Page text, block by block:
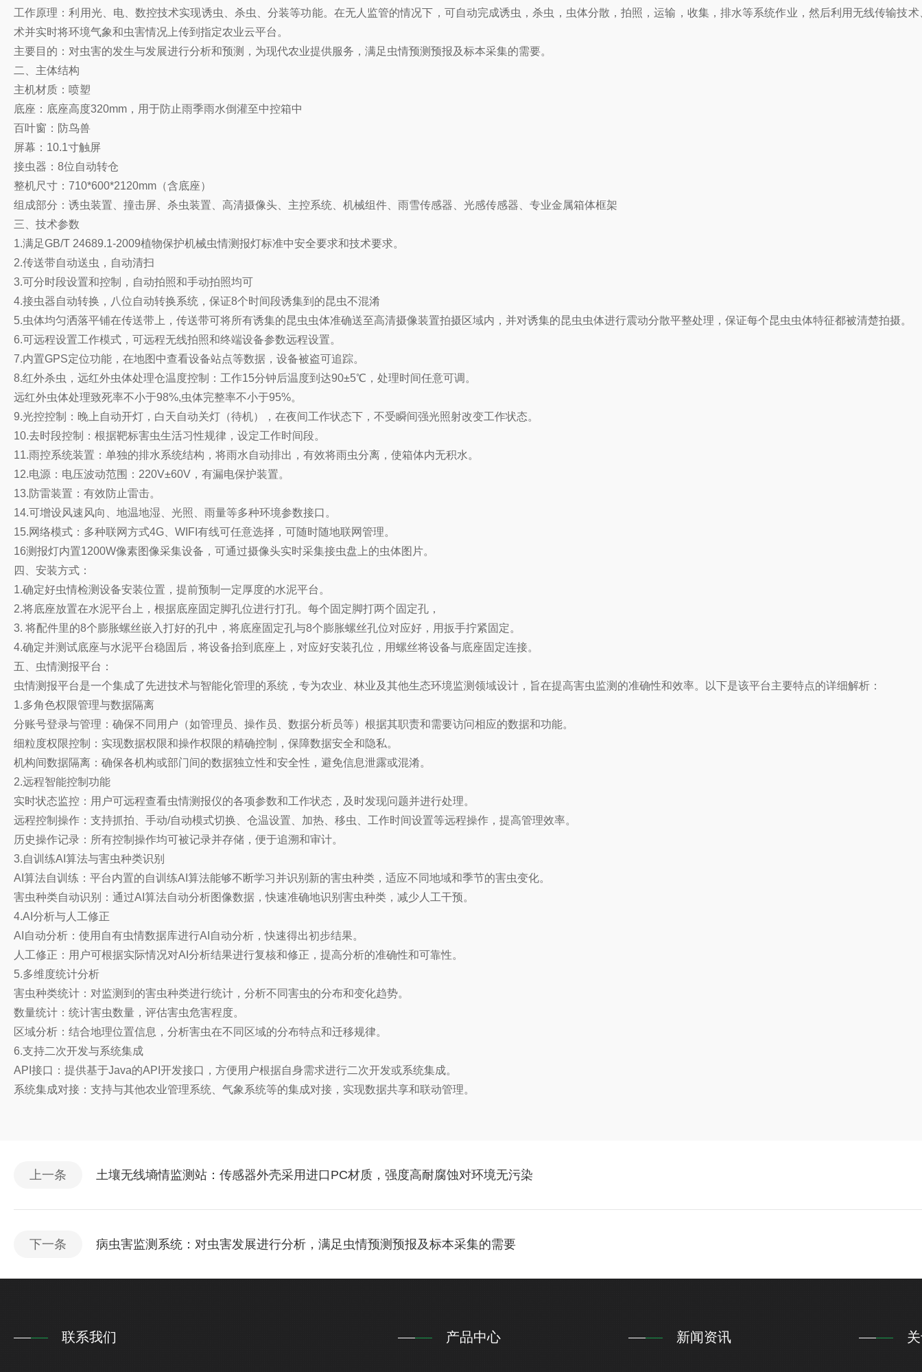
工作原理：利用光、电、数控技术实现诱虫、杀虫、分装等功能。在无人监管的情况下，可自动完成诱虫，杀虫，虫体分散，拍照，运输，收集，排水等系统作业，然后利用无线传输技
术并实时将环境气象和虫害情况上传到指定农业云平台。
主要目的：对虫害的发生与发展进行分析和预测，为现代农业提供服务，满足虫情预测预报及标本采集的需要。
二、主体结构
主机材质：喷塑
底座：底座高度320mm，用于防止雨季雨水倒灌至中控箱中
百叶窗：防鸟兽
屏幕：10.1寸触屏
接虫器：8位自动转仓
整机尺寸：710*600*2120mm（含底座）
组成部分：诱虫装置、撞击屏、杀虫装置、高清摄像头、主控系统、机械组件、雨雪传感器、光感传感器、专业金属箱体框架
三、技术参数
1.满足GB/T 24689.1-2009植物保护机械虫情测报灯标准中安全要求和技术要求。
2.传送带自动送虫，自动清扫
3.可分时段设置和控制，自动拍照和手动拍照均可
4.接虫器自动转换，八位自动转换系统，保证8个时间段诱集到的昆虫不混淆
5.虫体均匀洒落平铺在传送带上，传送带可将所有诱集的昆虫虫体准确送至高清摄像装置拍摄区域内，并对诱集的昆虫虫体进行震动分散平整处理，保证每个昆虫虫体特征都被清楚拍摄。
6.可远程设置工作模式，可远程无线拍照和终端设备参数远程设置。
7.内置GPS定位功能，在地图中查看设备站点等数据，设备被盗可追踪。
8.红外杀虫，远红外虫体处理仓温度控制：工作15分钟后温度到达90±5℃，处理时间任意可调。
远红外虫体处理致死率不小于98%,虫体完整率不小于95%。
9.光控控制：晚上自动开灯，白天自动关灯（待机），在夜间工作状态下，不受瞬间强光照射改变工作状态。
10.去时段控制：根据靶标害虫生活习性规律，设定工作时间段。
11.雨控系统装置：单独的排水系统结构，将雨水自动排出，有效将雨虫分离，使箱体内无积水。
12.电源：电压波动范围：220V±60V，有漏电保护装置。
13.防雷装置：有效防止雷击。
14.可增设风速风向、地温地湿、光照、雨量等多种环境参数接口。
15.网络模式：多种联网方式4G、WIFI有线可任意选择，可随时随地联网管理。
16测报灯内置1200W像素图像采集设备，可通过摄像头实时采集接虫盘上的虫体图片。
四、安装方式：
1.确定好虫情检测设备安装位置，提前预制一定厚度的水泥平台。
2.将底座放置在水泥平台上，根据底座固定脚孔位进行打孔。每个固定脚打两个固定孔，
3. 将配件里的8个膨胀螺丝嵌入打好的孔中，将底座固定孔与8个膨胀螺丝孔位对应好，用扳手拧紧固定。
4.确定并测试底座与水泥平台稳固后，将设备抬到底座上，对应好安装孔位，用螺丝将设备与底座固定连接。
五、虫情测报平台：
虫情测报平台是一个集成了先进技术与智能化管理的系统，专为农业、林业及其他生态环境监测领域设计，旨在提高害虫监测的准确性和效率。以下是该平台主要特点的详细解析：
1.多角色权限管理与数据隔离
分账号登录与管理：确保不同用户（如管理员、操作员、数据分析员等）根据其职责和需要访问相应的数据和功能。
细粒度权限控制：实现数据权限和操作权限的精确控制，保障数据安全和隐私。
机构间数据隔离：确保各机构或部门间的数据独立性和安全性，避免信息泄露或混淆。
2.远程智能控制功能
实时状态监控：用户可远程查看虫情测报仪的各项参数和工作状态，及时发现问题并进行处理。
远程控制操作：支持抓拍、手动/自动模式切换、仓温设置、加热、移虫、工作时间设置等远程操作，提高管理效率。
历史操作记录：所有控制操作均可被记录并存储，便于追溯和审计。
3.自训练AI算法与害虫种类识别
AI算法自训练：平台内置的自训练AI算法能够不断学习并识别新的害虫种类，适应不同地域和季节的害虫变化。
害虫种类自动识别：通过AI算法自动分析图像数据，快速准确地识别害虫种类，减少人工干预。
4.AI分析与人工修正
AI自动分析：使用自有虫情数据库进行AI自动分析，快速得出初步结果。
人工修正：用户可根据实际情况对AI分析结果进行复核和修正，提高分析的准确性和可靠性。
5.多维度统计分析
害虫种类统计：对监测到的害虫种类进行统计，分析不同害虫的分布和变化趋势。
数量统计：统计害虫数量，评估害虫危害程度。
区域分析：结合地理位置信息，分析害虫在不同区域的分布特点和迁移规律。
6.支持二次开发与系统集成
API接口：提供基于Java的API开发接口，方便用户根据自身需求进行二次开发或系统集成。
系统集成对接：支持与其他农业管理系统、气象系统等的集成对接，实现数据共享和联动管理。
上一条 土壤无线墒情监测站：传感器外壳采用进口PC材质，强度高耐腐蚀对环境无污染
下一条 病虫害监测系统：对虫害发展进行分析，满足虫情预测预报及标本采集的需要
联系我们 产品中心 新闻资讯